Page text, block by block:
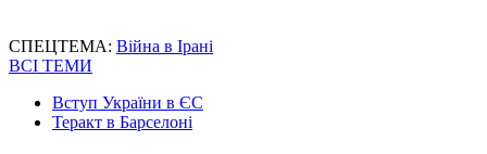
СПЕЦТЕМА: Війна в Ірані
ВСІ ТЕМИ
Вступ України в ЄС
Теракт в Барселоні